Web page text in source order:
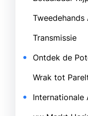
Transmissie
Ontdek de
Wrak tot
Internationale